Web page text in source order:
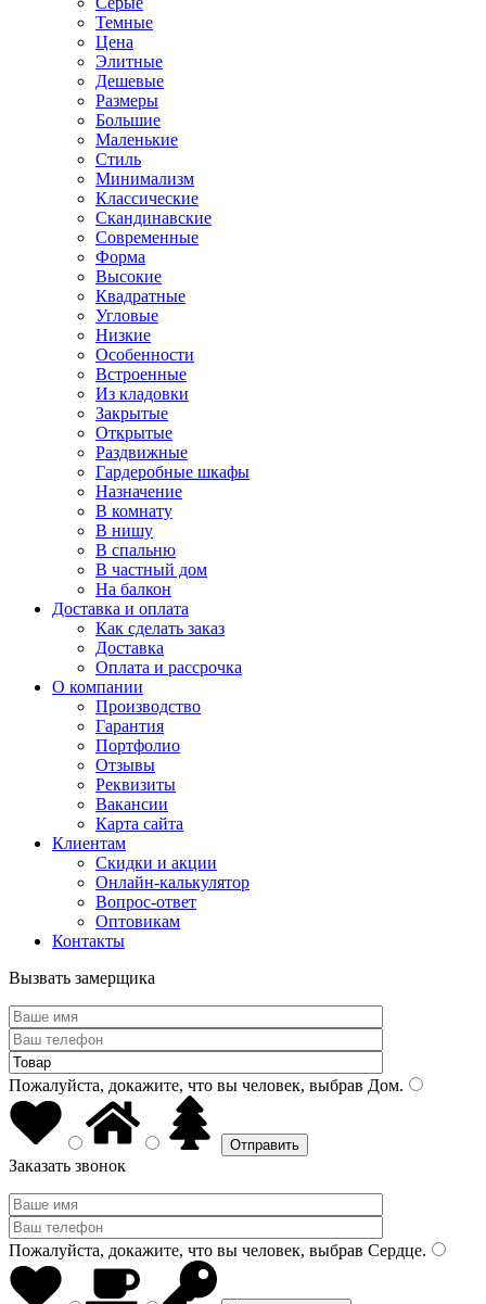
Темные
Цена
Элитные
Дешевые
Размеры
Большие
Маленькие
Стиль
Минимализм
Классические
Скандинавские
Современные
Форма
Высокие
Квадратные
Угловые
Низкие
Особенности
Встроенные
Из кладовки
Закрытые
Открытые
Раздвижные
Гардеробные шкафы
Назначение
В комнату
В нишу
В спальню
В частный дом
На балкон
Доставка и оплата
Как сделать заказ
Доставка
Оплата и рассрочка
О компании
Производство
Гарантия
Портфолио
Отзывы
Реквизиты
Вакансии
Карта сайта
Клиентам
Скидки и акции
Онлайн-калькулятор
Вопрос-ответ
Оптовикам
Контакты
Вызвать замерщика
Пожалуйста, докажите, что вы человек, выбрав Дом.
Заказать звонок
Пожалуйста, докажите, что вы человек, выбрав Сердце.